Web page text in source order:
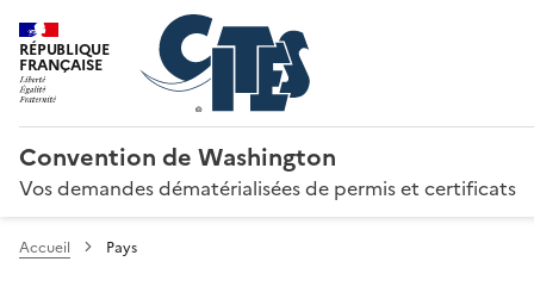
RÉPUBLIQUE
FRANÇAISE
Convention de Washington
Vos demandes dématérialisées de permis et certificats
Accueil Pays